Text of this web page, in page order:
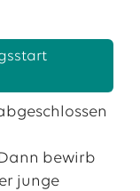
zahlreiche
als auch
Die enge
ermöglicht
und
bewirb
junge